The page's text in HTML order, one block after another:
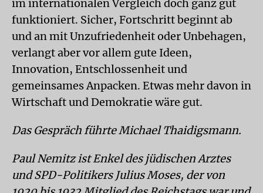
im internationalen Vergleich doch ganz gut
funktioniert. Sicher, Fortschritt beginnt ab
und an mit Unzufriedenheit oder Unbehagen,
verlangt aber vor allem gute Ideen,
Innovation, Entschlossenheit und
gemeinsames Anpacken. Etwas mehr davon in
Wirtschaft und Demokratie wäre gut.
Das Gespräch führte Michael Thaidigsmann.
Paul Nemitz ist Enkel des jüdischen Arztes
und SPD-Politikers Julius Moses, der von